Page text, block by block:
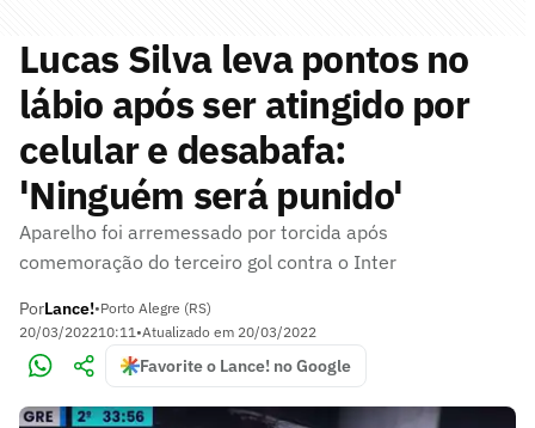
Lucas Silva leva pontos no
lábio após ser atingido por
celular e desabafa:
'Ninguém será punido'
Aparelho foi arremessado por torcida após
comemoração do terceiro gol contra o Inter
PorLance!•Porto Alegre (RS)
20/03/202210:11•Atualizado em 20/03/2022
Favorite o Lance! no Google